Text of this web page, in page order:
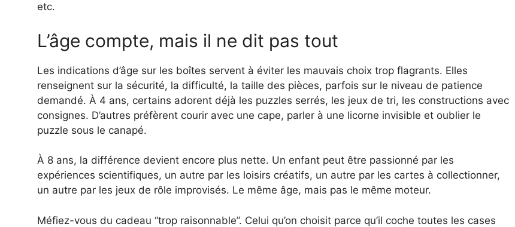
etc.
L’âge compte, mais il ne dit pas tout
Les indications d’âge sur les boîtes servent à éviter les mauvais choix trop flagrants. Elles
renseignent sur la sécurité, la difficulté, la taille des pièces, parfois sur le niveau de patience
demandé. À 4 ans, certains adorent déjà les puzzles serrés, les jeux de tri, les constructions avec
consignes. D’autres préfèrent courir avec une cape, parler à une licorne invisible et oublier le
puzzle sous le canapé.
À 8 ans, la différence devient encore plus nette. Un enfant peut être passionné par les
expériences scientifiques, un autre par les loisirs créatifs, un autre par les cartes à collectionner,
un autre par les jeux de rôle improvisés. Le même âge, mais pas le même moteur.
Méfiez-vous du cadeau “trop raisonnable”. Celui qu’on choisit parce qu’il coche toutes les cases